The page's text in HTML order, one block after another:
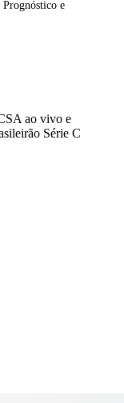
e
ao vivo e
Série C